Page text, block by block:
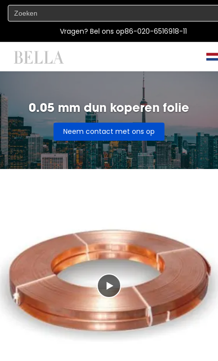
Vragen? Bel ons op86-020-6516918-11
0.05 mm dun koperen folie
Neem contact met ons op